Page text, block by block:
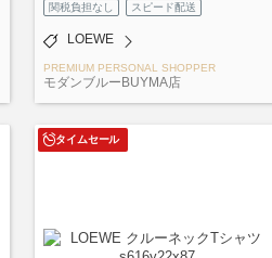
関税負担なし スピード配送
LOEWE
PREMIUM PERSONAL SHOPPER
モダンブルーBUYMA店
タイムセール